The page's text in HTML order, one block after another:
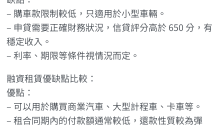
– 購車款限制較低，只適用於小型車輛。
– 申貸需要正確財務狀況，信貸評分高於 650 分，有
穩定收入。
– 利率、期限等條件視情況而定。
融資租賃優缺點比較：
優點：
– 可以用於購買商業汽車、大型計程車、卡車等。
– 租合同期內的付款額通常較低，還款性質較為彈